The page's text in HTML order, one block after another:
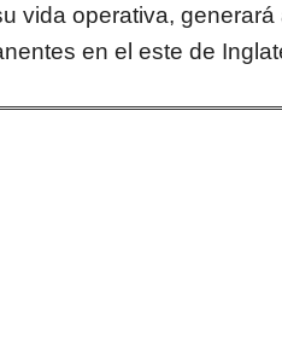
vida operativa,
en el este de